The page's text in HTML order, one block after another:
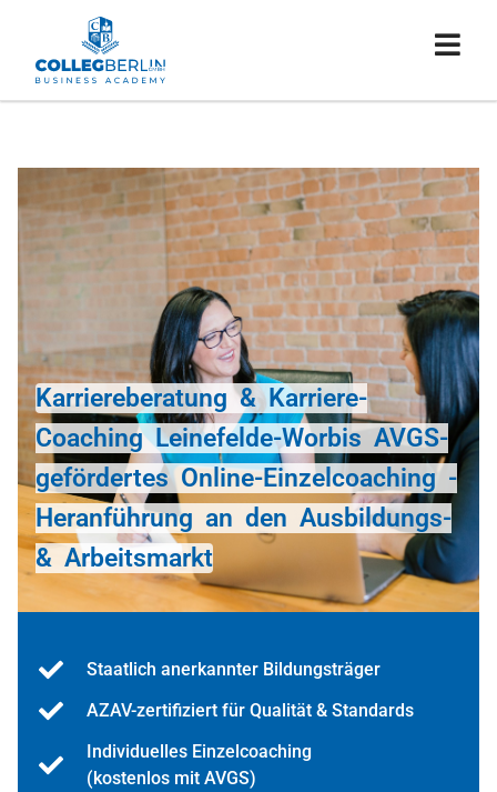
Karriereberatung & Karriere-
Coaching Leinefelde-Worbis AVGS-
gefördertes Online-Einzelcoaching -
Heranführung an den Ausbildungs-
& Arbeitsmarkt
Staatlich anerkannter Bildungsträger
AZAV-zertifiziert für Qualität & Standards
Individuelles Einzelcoaching
(kostenlos mit AVGS)